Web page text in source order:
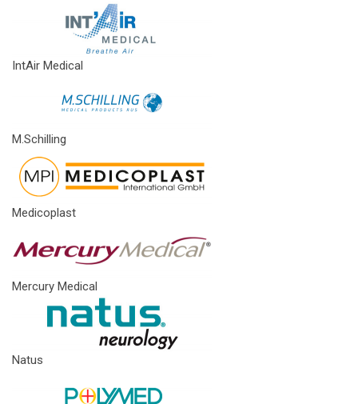
IntAir Medical
M.Schilling
Medicoplast
Mercury Medical
Natus